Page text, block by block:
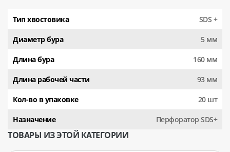
Тип хвостовика SDS +
Диаметр бура 5 мм
Длина бура 160 мм
Длина рабочей части 93 мм
Кол-во в упаковке 20 шт
Назначение Перфоратор SDS+
ТОВАРЫ ИЗ ЭТОЙ КАТЕГОРИИ